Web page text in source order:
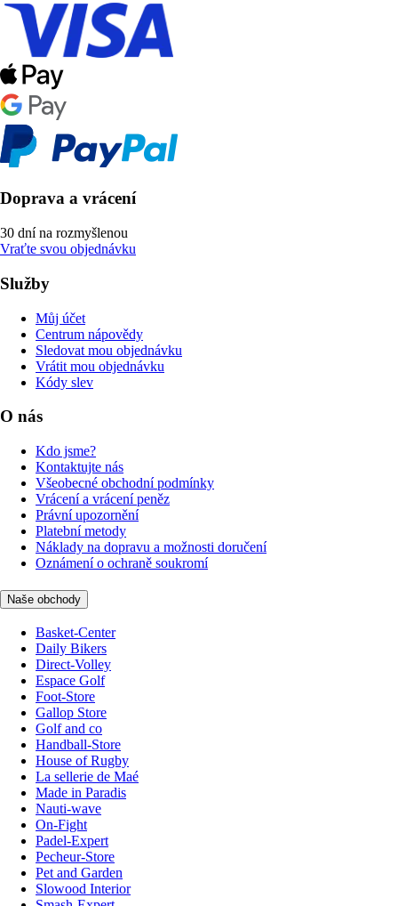
Doprava a vrácení
30 dní na rozmyšlenou
Vraťte svou objednávku
Služby
Můj účet
Centrum nápovědy
Sledovat mou objednávku
Vrátit mou objednávku
Kódy slev
O nás
Kdo jsme?
Kontaktujte nás
Všeobecné obchodní podmínky
Vrácení a vrácení peněz
Právní upozornění
Platební metody
Náklady na dopravu a možnosti doručení
Oznámení o ochraně soukromí
Naše obchody
Basket-Center
Daily Bikers
Direct-Volley
Espace Golf
Foot-Store
Gallop Store
Golf and co
Handball-Store
House of Rugby
La sellerie de Maé
Made in Paradis
Nauti-wave
On-Fight
Padel-Expert
Pecheur-Store
Pet and Garden
Slowood Interior